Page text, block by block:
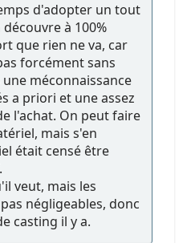
d'adopter un tout
à 100%
que rien ne va, car
forcément sans
méconnaissance
a priori et une assez
l'achat. On peut faire
mais s'en
était censé être
veut, mais les
négligeables, donc
casting il y a.